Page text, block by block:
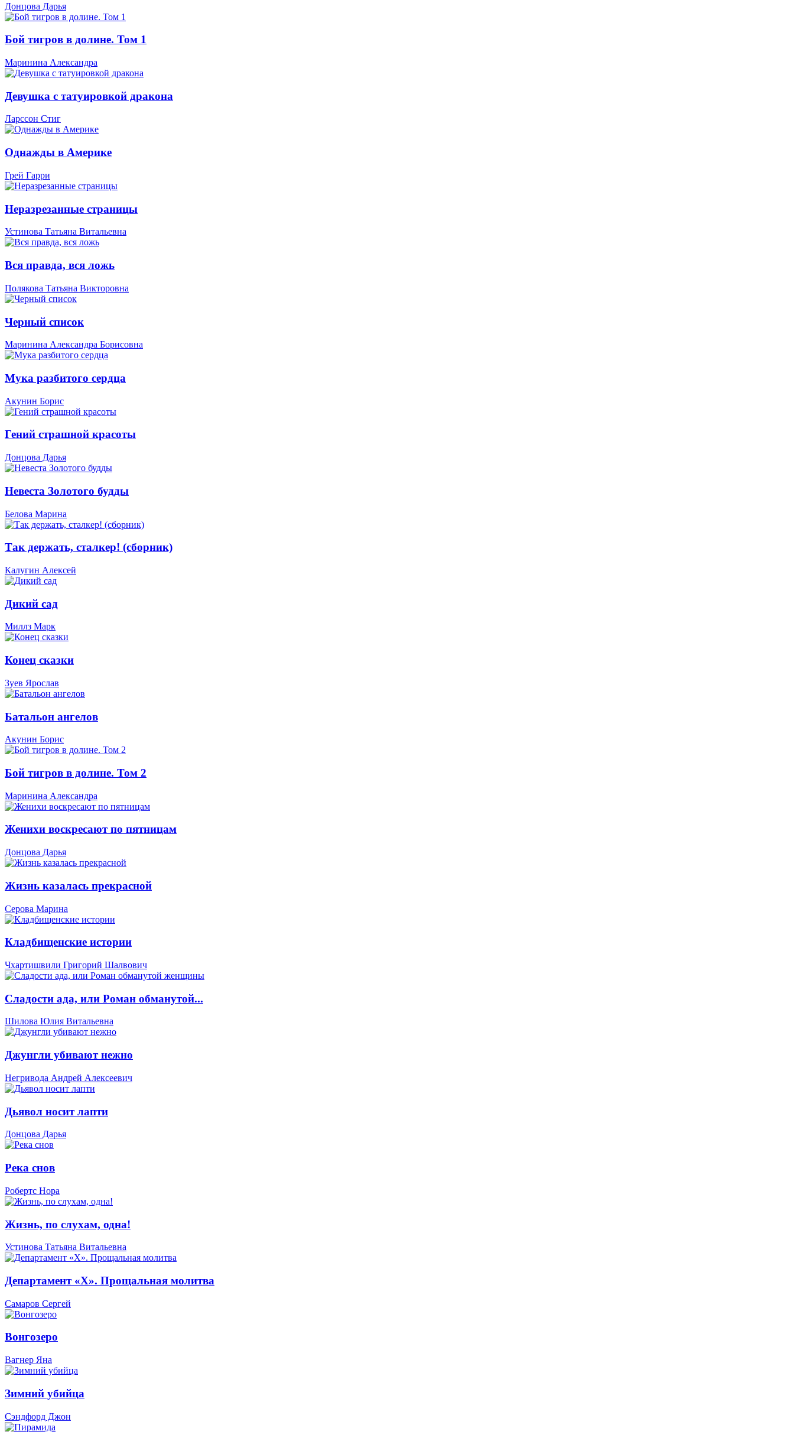
Донцова Дарья
Бой тигров в долине. Том 1
Маринина Александра
Девушка с татуировкой дракона
Ларссон Стиг
Однажды в Америке
Грей Гарри
Неразрезанные страницы
Устинова Татьяна Витальевна
Вся правда, вся ложь
Полякова Татьяна Викторовна
Черный список
Маринина Александра Борисовна
Мука разбитого сердца
Акунин Борис
Гений страшной красоты
Донцова Дарья
Невеста Золотого будды
Белова Марина
Так держать, сталкер! (сборник)
Калугин Алексей
Дикий сад
Миллз Марк
Конец сказки
Зуев Ярослав
Батальон ангелов
Акунин Борис
Бой тигров в долине. Том 2
Маринина Александра
Женихи воскресают по пятницам
Донцова Дарья
Жизнь казалась прекрасной
Серова Марина
Кладбищенские истории
Чхартишвили Григорий Шалвович
Сладости ада, или Роман обманутой...
Шилова Юлия Витальевна
Джунгли убивают нежно
Негривода Андрей Алексеевич
Дьявол носит лапти
Донцова Дарья
Река снов
Робертс Нора
Жизнь, по слухам, одна!
Устинова Татьяна Витальевна
Департамент «Х». Прощальная молитва
Самаров Сергей
Вонгозеро
Вагнер Яна
Зимний убийца
Сэндфорд Джон